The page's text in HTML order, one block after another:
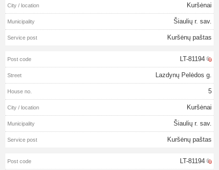
Kuršėnai
Šiaulių r. sav.
Kuršėnų paštas
LT-81194
Lazdynų Pelėdos g.
5
Kuršėnai
Šiaulių r. sav.
Kuršėnų paštas
LT-81194